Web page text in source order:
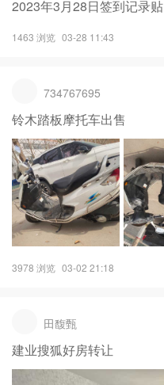
2023年3月28日签到记录贴
1463 浏览 03-28 11:43
734767695
铃木踏板摩托车出售
3978 浏览 03-02 21:18
田馥甄
建业搜狐好房转让